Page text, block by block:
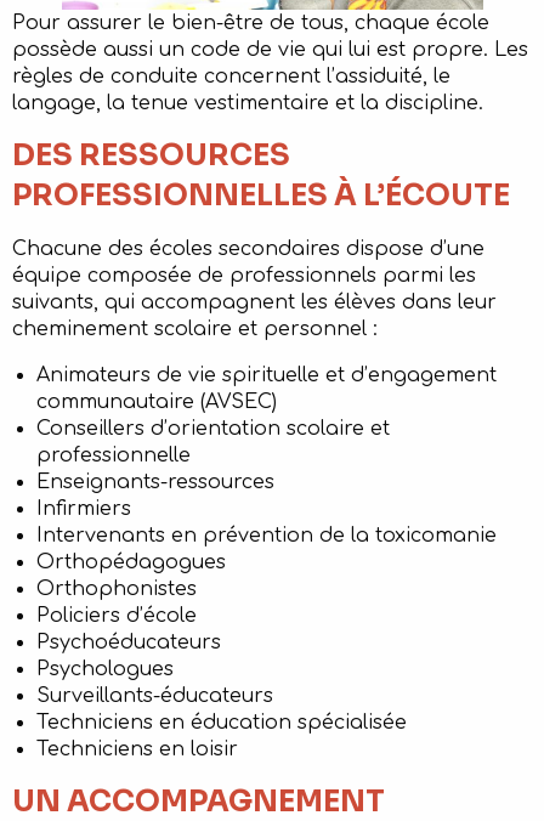
Pour assurer le bien-être de tous, chaque école
possède aussi un code de vie qui lui est propre. Les
règles de conduite concernent l’assiduité, le
langage, la tenue vestimentaire et la discipline.
DES RESSOURCES
PROFESSIONNELLES À L’ÉCOUTE
Chacune des écoles secondaires dispose d’une
équipe composée de professionnels parmi les
suivants, qui accompagnent les élèves dans leur
cheminement scolaire et personnel :
Animateurs de vie spirituelle et d’engagement
communautaire (AVSEC)
Conseillers d’orientation scolaire et
professionnelle
Enseignants-ressources
Infirmiers
Intervenants en prévention de la toxicomanie
Orthopédagogues
Orthophonistes
Policiers d’école
Psychoéducateurs
Psychologues
Surveillants-éducateurs
Techniciens en éducation spécialisée
Techniciens en loisir
UN ACCOMPAGNEMENT